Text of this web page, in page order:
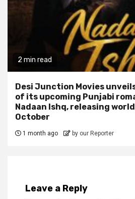
2 min read
Desi Junction Movies
of its upcoming Punjabi
Nadaan Ishq, releasing
October
1 month ago by our Reporter
Leave a Reply